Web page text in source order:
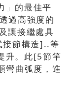
」的最佳平
過高強度的
讓接繼處具
接節構造]..等
升。此[5節竿
彎曲弧度，進